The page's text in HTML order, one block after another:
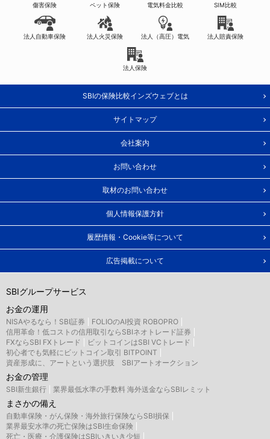
傷害保険 ペット保険 電気料金比較 SIM比較
法人自動車保険 法人火災保険 法人（高圧）電気 法人賠責保険
法人保険
SBIの保険比較インズウェブとは
サイトマップ
会社案内
お問い合わせ
取材のお問い合わせ
個人情報保護方針
履歴情報・Cookie等について
広告掲載について
SBIグループサービス
お金の運用
NISAやるなら！SBI証券
FOLIOのAI投資 ROBOPRO
信用革命！低コストの信用取引ならSBIネオトレード証券
FXならSBI FXトレード
ビットコインはSBI VCトレード
初心者でも気軽にビットコイン取引 BITPOINT
資産形成に、アートという選択肢 SBIアートオークション
お金の管理
SBI新生銀行 業界最低水準の手数料 海外送金ならSBIレミット
まさかの備え
自動車保険・がん保険・海外旅行保険ならSBI損保
業界最安水準の死亡保険はSBI生命保険
死亡・医療・介護保険はSBIいきいき少短